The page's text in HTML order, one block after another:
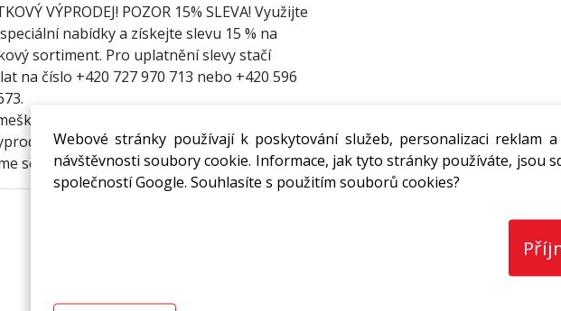
Webové stránky používají k poskytování služeb, personalizaci reklam a
návštěvnosti soubory cookie. Informace, jak tyto stránky používáte, jsou
společností Google. Souhlasíte s použitím souborů cookies?
VÝPRODEJ! POZOR 15% SLEVA! Využijte
nabídky a získejte slevu 15 % na
sortiment. Pro uplatnění slevy stačí
na číslo +420 727 970 713 nebo +420 596
tuto skvělou příležitost, nabídka platí
zásob!
se na váš telefonát!